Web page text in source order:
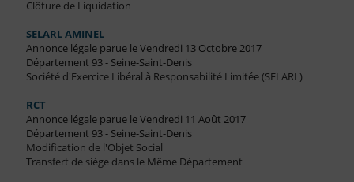
Clôture de Liquidation
SELARL AMINEL
Annonce légale parue le Vendredi 13 Octobre 2017
Département 93 - Seine-Saint-Denis
Société d'Exercice Libéral à Responsabilité Limitée (SELARL)
RCT
Annonce légale parue le Vendredi 11 Août 2017
Département 93 - Seine-Saint-Denis
Modification de l'Objet Social
Transfert de siège dans le Même Département